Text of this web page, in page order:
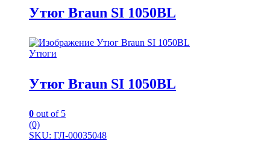
Утюг Braun SI 1050BL
Утюги
Утюг Braun SI 1050BL
0 out of 5
(0)
SKU: ГЛ-00035048